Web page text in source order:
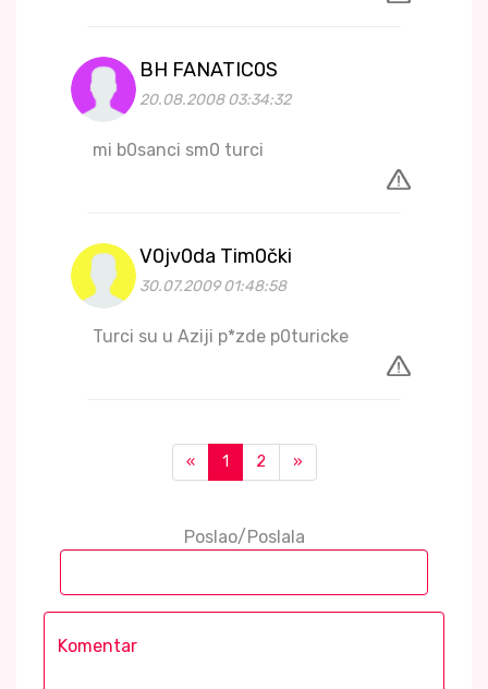
BH FANATIC0S
20.08.2008 03:34:32
mi b0sanci sm0 turci
V0jv0da Tim0čki
30.07.2009 01:48:58
Turci su u Aziji p*zde p0turicke
« 1 2 »
Poslao/Poslala